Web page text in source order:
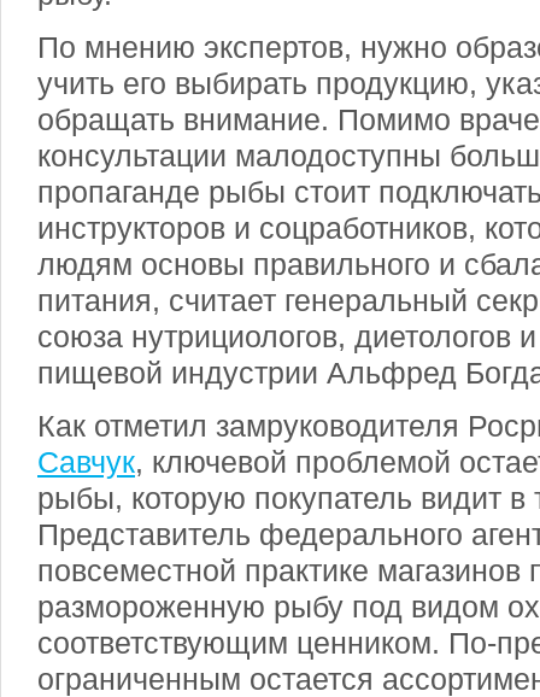
По мнению экспертов, нужно
учить его выбирать продукцию,
обращать внимание. Помимо
консультации малодоступны
пропаганде рыбы стоит
инструкторов и соцработников,
людям основы правильного и
питания, считает генеральный
союза нутрициологов, диетологов
пищевой индустрии Альфред
Как отметил замруководителя
Савчук, ключевой проблемой
рыбы, которую покупатель видит в
Представитель федерального
повсеместной практике магазинов
размороженную рыбу под видом
соответствующим ценником. По-
ограниченным остается